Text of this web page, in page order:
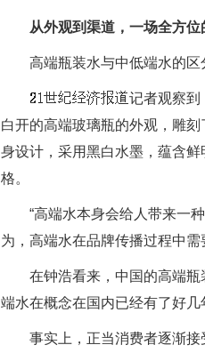
从外观到渠道，一场全方位
高端瓶装水与中低端水的区
记者观察到
白开的高端玻璃瓶的外观，雕
身设计，采用黑白水墨，蕴含
格。
“高端水本身会给人带来一种
为，高端水在品牌传播过程中
在钟浩看来，中国的高端瓶装
端水在概念在国内已经有了好
事实上，正当消费者逐渐接